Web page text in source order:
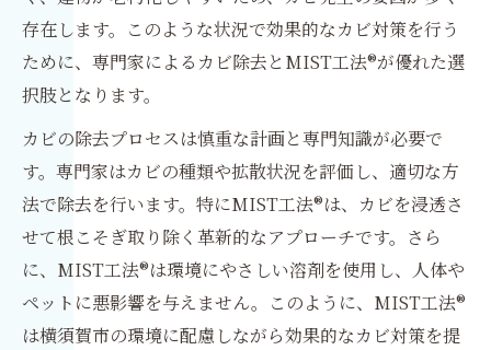
存在します。このような状況で効果的なカビ対策を行う
ために、専門家によるカビ除去とMIST工法®が優れた選
択肢となります。
カビの除去プロセスは慎重な計画と専門知識が必要で
す。専門家はカビの種類や拡散状況を評価し、適切な方
法で除去を行います。特にMIST工法®は、カビを浸透さ
せて根こそぎ取り除く革新的なアプローチです。さら
に、MIST工法®は環境にやさしい溶剤を使用し、人体や
ペットに悪影響を与えません。このように、MIST工法®
は横須賀市の環境に配慮しながら効果的なカビ対策を提